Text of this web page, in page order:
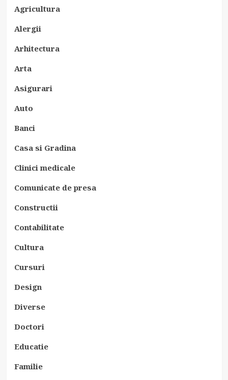
Agricultura
Alergii
Arhitectura
Arta
Asigurari
Auto
Banci
Casa si Gradina
Clinici medicale
Comunicate de presa
Constructii
Contabilitate
Cultura
Cursuri
Design
Diverse
Doctori
Educatie
Familie